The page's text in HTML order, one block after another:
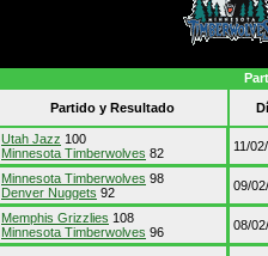
Partido y Resultado
Utah Jazz 100
Minnesota Timberwolves 82 11/
Minnesota Timberwolves 98
Denver Nuggets 92 09/
Memphis Grizzlies 108
Minnesota Timberwolves 96 08/